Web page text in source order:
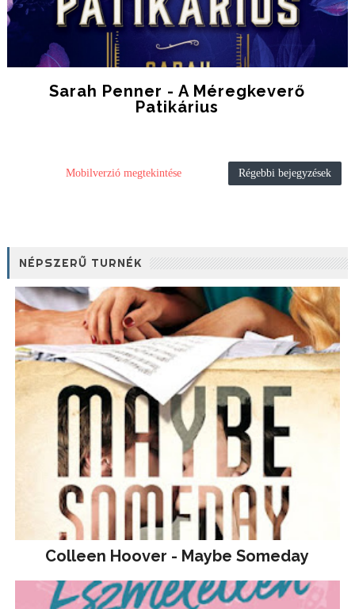
Sarah Penner - A Méregkeverő
Patikárius
Régebbi bejegyzések
Mobilverzió megtekintése
NÉPSZERŰ TURNÉK
Colleen Hoover - Maybe Someday